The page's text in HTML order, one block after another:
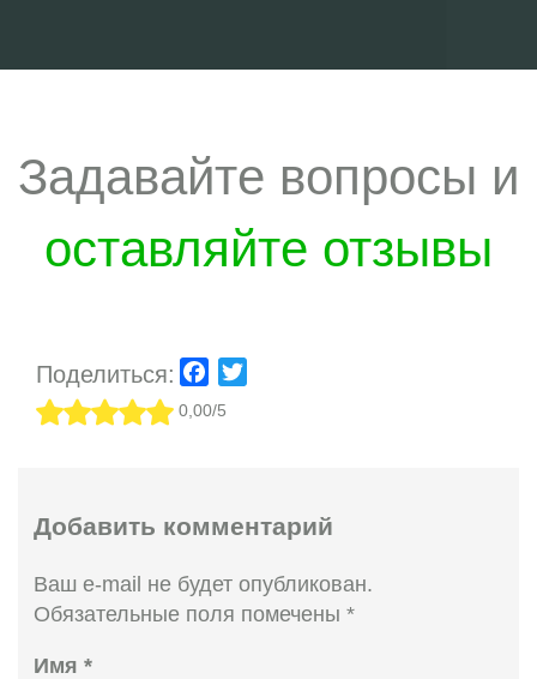
Задавайте вопросы и
оставляйте отзывы
Поделиться: Facebook
0,00/5
Добавить комментарий
Ваш e-mail не будет опубликован.
Обязательные поля помечены *
Имя *